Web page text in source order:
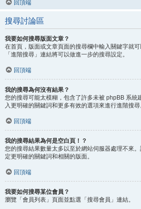
回頂端
搜尋討論區
我要如何搜尋版面文章？
在首頁，版面或文章頁面的搜尋欄中輸入關鍵字就
「進階搜尋」連結將可以做進一步的搜尋設定。
回頂端
我的搜尋為何沒有結果？
您的搜尋可能太模糊，包含了許多未被 phpBB 系統
入更明確的關鍵詞和更多有效的選項來進行進階搜尋
回頂端
我的搜尋結果為何是空白頁！？
您的搜尋結果數量太多以至於網站伺服器處理不來
定更明確的關鍵詞和相關的版面。
回頂端
我要如何搜尋某位會員？
瀏覽「會員列表」頁面並點選「搜尋會員」連結。